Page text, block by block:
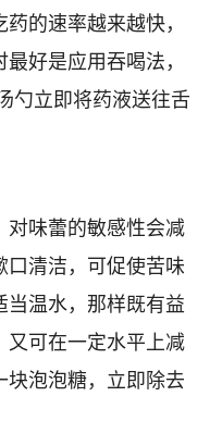
的速率越来越快，
好是应用吞喝法，
勺立即将药液送往舌
味蕾的敏感性会减
清洁，可促使苦味
温水，那样既有益
又可在一定水平上减
泡泡糖，立即除去